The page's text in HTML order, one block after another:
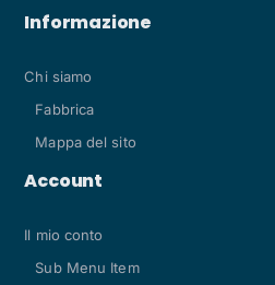
Informazione
Chi siamo
Fabbrica
Mappa del sito
Account
Il mio conto
Sub Menu Item